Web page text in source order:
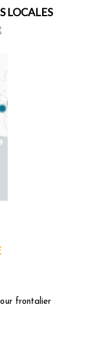
LOCALES
frontalier